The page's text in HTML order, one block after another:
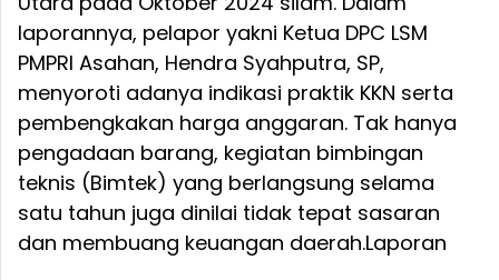
laporannya, pelapor yakni Ketua DPC LSM
PMPRI Asahan, Hendra Syahputra, SP,
menyoroti adanya indikasi praktik KKN serta
pembengkakan harga anggaran. Tak hanya
pengadaan barang, kegiatan bimbingan
teknis (Bimtek) yang berlangsung selama
satu tahun juga dinilai tidak tepat sasaran
dan membuang keuangan daerah.Laporan